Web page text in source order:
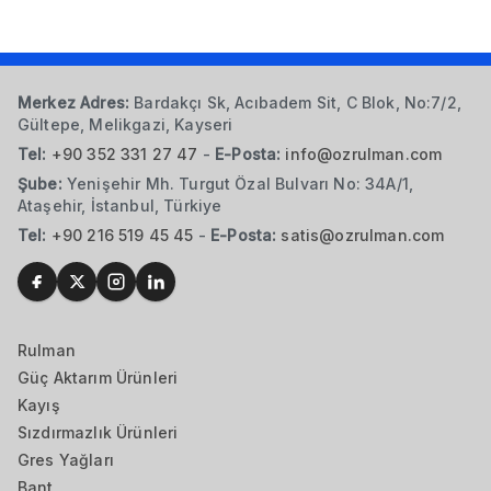
Merkez Adres: Bardakçı Sk, Acıbadem Sit, C Blok, No:7/2,
Gültepe, Melikgazi, Kayseri
Tel: +90 352 331 27 47 - E-Posta: info@ozrulman.com
Şube: Yenişehir Mh. Turgut Özal Bulvarı No: 34A/1,
Ataşehir, İstanbul, Türkiye
Tel: +90 216 519 45 45 - E-Posta: satis@ozrulman.com
Rulman
Güç Aktarım Ürünleri
Kayış
Sızdırmazlık Ürünleri
Gres Yağları
Bant